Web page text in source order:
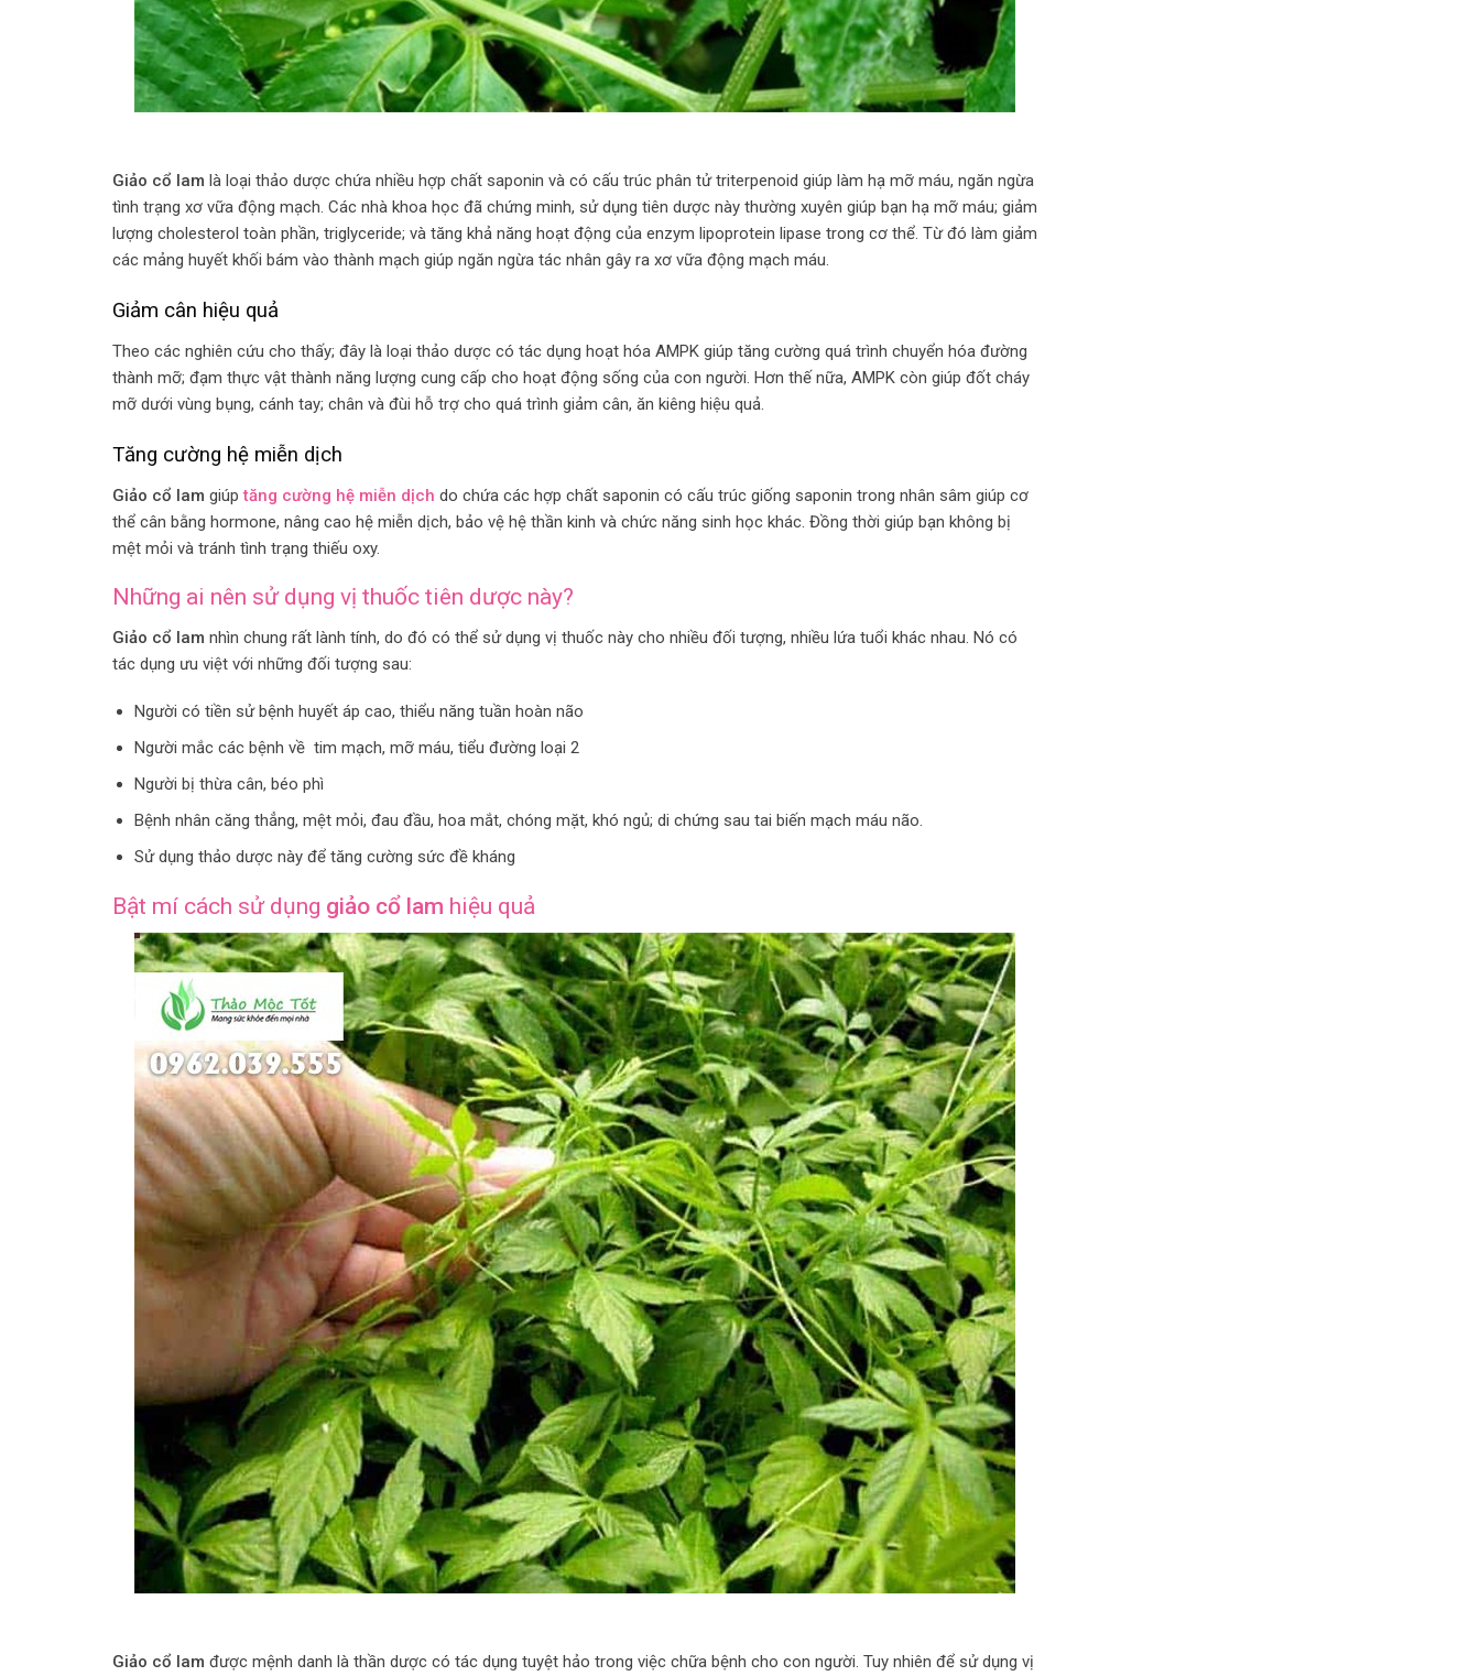
Giảo cổ lam là loại thảo dược chứa nhiều hợp chất saponin và có cấu trúc phân tử triterpenoid giúp làm hạ mỡ máu, ngăn ngừa
tình trạng xơ vữa động mạch. Các nhà khoa học đã chứng minh, sử dụng tiên dược này thường xuyên giúp bạn hạ mỡ máu; giảm
lượng cholesterol toàn phần, triglyceride; và tăng khả năng hoạt động của enzym lipoprotein lipase trong cơ thể. Từ đó làm giảm
các mảng huyết khối bám vào thành mạch giúp ngăn ngừa tác nhân gây ra xơ vữa động mạch máu.
Giảm cân hiệu quả
Theo các nghiên cứu cho thấy; đây là loại thảo dược có tác dụng hoạt hóa AMPK giúp tăng cường quá trình chuyển hóa đường
thành mỡ; đạm thực vật thành năng lượng cung cấp cho hoạt động sống của con người. Hơn thế nữa, AMPK còn giúp đốt cháy
mỡ dưới vùng bụng, cánh tay; chân và đùi hỗ trợ cho quá trình giảm cân, ăn kiêng hiệu quả.
Tăng cường hệ miễn dịch
Giảo cổ lam giúptăng cường hệ miễn dịch do chứa các hợp chất saponin có cấu trúc giống saponin trong nhân sâm giúp cơ
thể cân bằng hormone, nâng cao hệ miễn dịch, bảo vệ hệ thần kinh và chức năng sinh học khác. Đồng thời giúp bạn không bị
mệt mỏi và tránh tình trạng thiếu oxy.
Những ai nên sử dụng vị thuốc tiên dược này?
Giảo cổ lam nhìn chung rất lành tính, do đó có thể sử dụng vị thuốc này cho nhiều đối tượng, nhiều lứa tuổi khác nhau. Nó có
tác dụng ưu việt với những đối tượng sau:
Người có tiền sử bệnh huyết áp cao, thiểu năng tuần hoàn não
Người mắc các bệnh về tim mạch, mỡ máu, tiểu đường loại 2
Người bị thừa cân, béo phì
Bệnh nhân căng thẳng, mệt mỏi, đau đầu, hoa mắt, chóng mặt, khó ngủ; di chứng sau tai biến mạch máu não.
Sử dụng thảo dược này để tăng cường sức đề kháng​
Bật mí cách sử dụng giảo cổ lam hiệu quả
Giảo cổ lam được mệnh danh là thần dược có tác dụng tuyệt hảo trong việc chữa bệnh cho con người. Tuy nhiên để sử dụng vị